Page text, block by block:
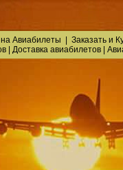
Авиабилеты Заказатьи
| Доставка авиабилетов|